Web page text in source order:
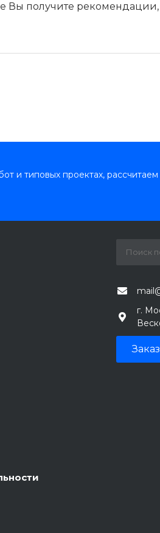
Вы получите
и типовых проектах, рассчитаем
г.